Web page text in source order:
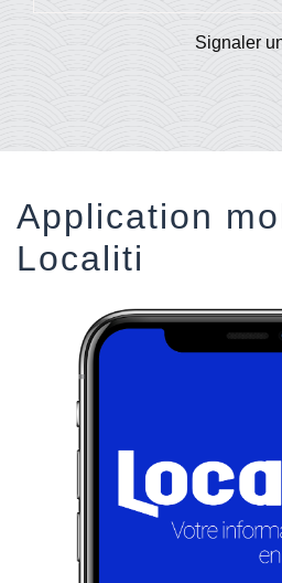
Signaler
Application
Localiti